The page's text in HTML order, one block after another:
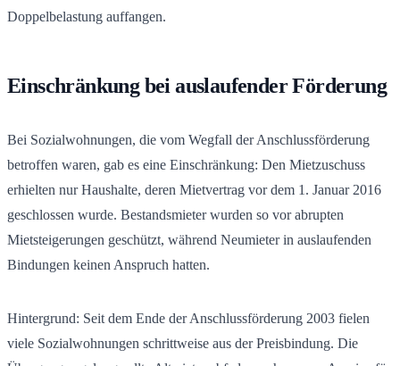
Doppelbelastung auffangen.
Einschränkung bei auslaufender Förderung
Bei Sozialwohnungen, die vom Wegfall der Anschlussförderung
betroffen waren, gab es eine Einschränkung: Den Mietzuschuss
erhielten nur Haushalte, deren Mietvertrag vor dem 1. Januar 2016
geschlossen wurde. Bestandsmieter wurden so vor abrupten
Mietsteigerungen geschützt, während Neumieter in auslaufenden
Bindungen keinen Anspruch hatten.
Hintergrund: Seit dem Ende der Anschlussförderung 2003 fielen
viele Sozialwohnungen schrittweise aus der Preisbindung. Die